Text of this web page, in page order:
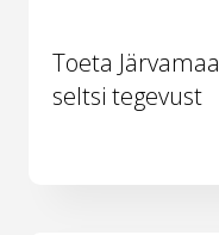
Toeta Järvamaa
seltsi tegevust